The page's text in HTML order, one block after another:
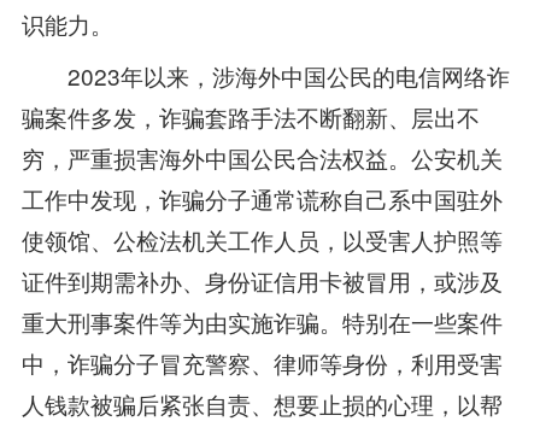
识能力。
2023年以来，涉海外中国公民的电信网络诈
骗案件多发，诈骗套路手法不断翻新、层出不
穷，严重损害海外中国公民合法权益。公安机关
工作中发现，诈骗分子通常谎称自己系中国驻外
使领馆、公检法机关工作人员，以受害人护照等
证件到期需补办、身份证信用卡被冒用，或涉及
重大刑事案件等为由实施诈骗。特别在一些案件
中，诈骗分子冒充警察、律师等身份，利用受害
人钱款被骗后紧张自责、想要止损的心理，以帮